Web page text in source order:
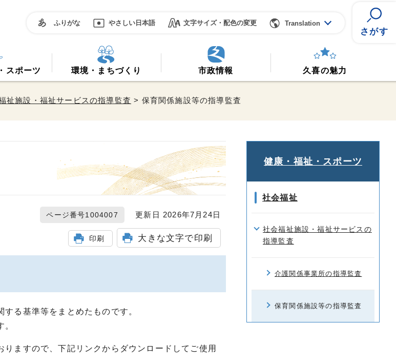
ふりがな やさしい日本語 文字サイズ・配色の変更 Translation
さがす
スポーツ 環境・まちづくり 市政情報 久喜の魅力
祉施設・福祉サービスの指導監査 > 保育関係施設等の指導監査
ページ番号1004007 更新日 2026年7月24日
印刷 大きな文字で印刷
る基準等をまとめたものです。
ますので、下記リンクからダウンロードしてご使用
健康・福祉・スポーツ
社会福祉
社会福祉施設・福祉サービスの
指導監査
介護関係事業所の指導監査
保育関係施設等の指導監査